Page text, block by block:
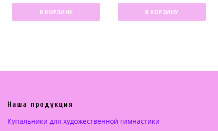
В КОРЗИНУ В КОРЗИНУ
Наша продукция
Купальники для художественной гимнастики